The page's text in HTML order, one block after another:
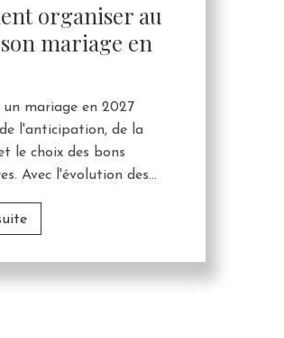
organiser au
mariage en
mariage en 2027
l'anticipation, de la
le choix des bons
Avec l'évolution des...